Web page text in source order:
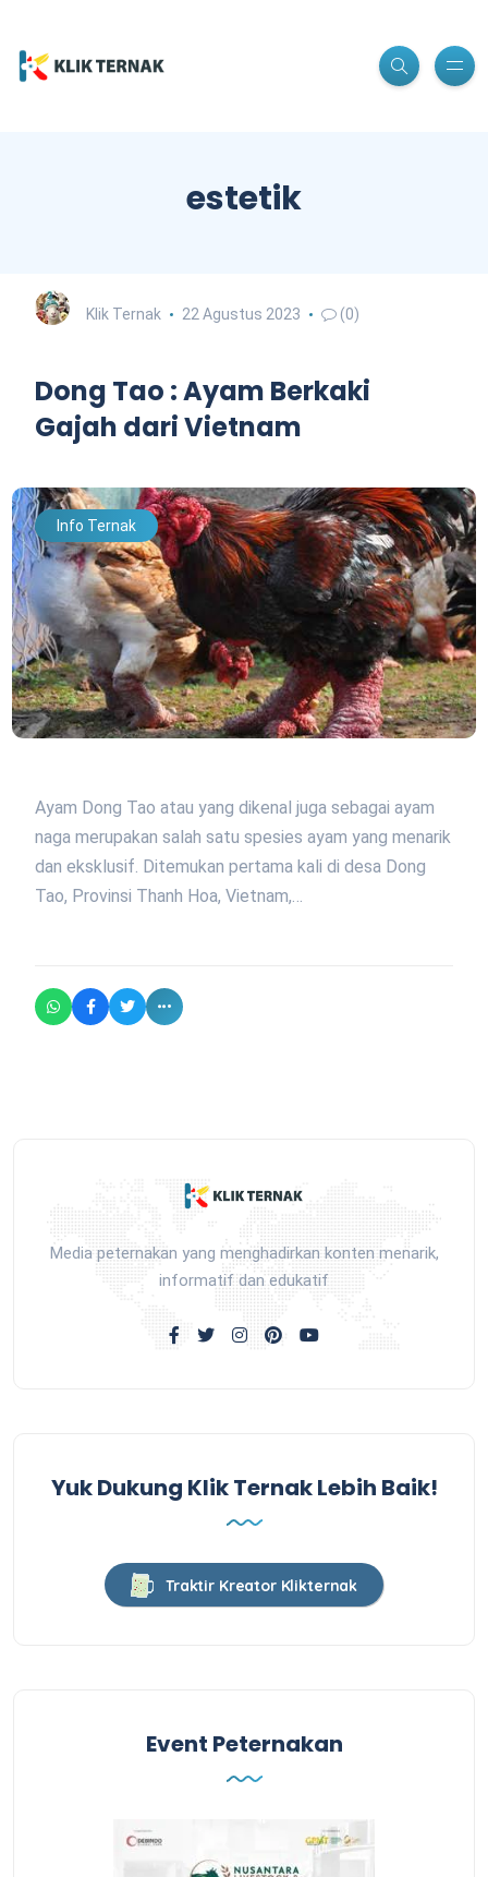
estetik
Klik Ternak 22 Agustus 2023 (0)
Dong Tao : Ayam Berkaki
Gajah dari Vietnam
Info Ternak
Ayam Dong Tao atau yang dikenal juga sebagai ayam
naga merupakan salah satu spesies ayam yang menarik
dan eksklusif. Ditemukan pertama kali di desa Dong
Tao, Provinsi Thanh Hoa, Vietnam,…
Media peternakan yang menghadirkan konten menarik,
informatif dan edukatif
Yuk Dukung Klik Ternak Lebih Baik!
Traktir Kreator Klikternak
Event Peternakan